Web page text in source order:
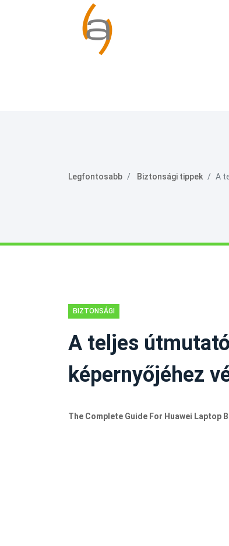
Legfontosabb Biztonsági tippek A
BIZTONSÁGI
A teljes
képernyőjéhez
The Complete Guide For Huawei Laptop